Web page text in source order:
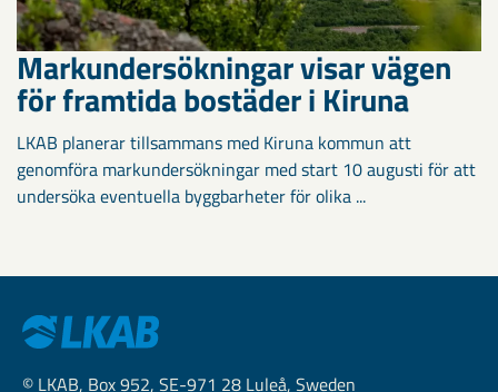
Markundersökningar visar vägen
för framtida bostäder i Kiruna
LKAB planerar tillsammans med Kiruna kommun att
genomföra markundersökningar med start 10 augusti för att
undersöka eventuella byggbarheter för olika ...
© LKAB, Box 952, SE-971 28 Luleå, Sweden